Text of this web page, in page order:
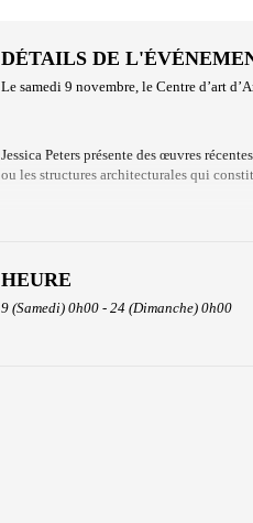
DÉTAILS DE
Le samedi 9 novembre, le Centre d’art
Jessica Peters présente des œuvres
ou les structures architecturales qui
vie nouvelle. L’exposition s’intitule
HEURE
9 (Samedi) 0h00 - 24 (Dimanche) 0h00